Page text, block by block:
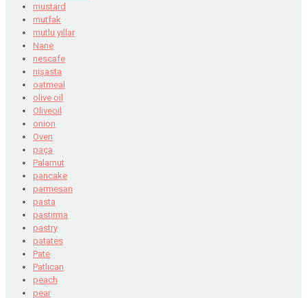
mustard
mutfak
mutlu yıllar
Nane
nescafe
nişasta
oatmeal
olive oil
Oliveoil
onion
Oven
paça
Palamut
pancake
parmesan
pasta
pastırma
pastry
patates
Pate
Patlıcan
peach
pear